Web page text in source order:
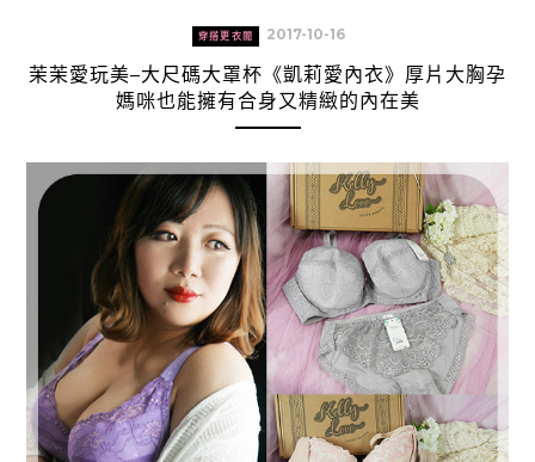
穿搭更衣間 2017-10-16
茉茉愛玩美–大尺碼大罩杯《凱莉愛內衣》厚片大胸孕
媽咪也能擁有合身又精緻的內在美